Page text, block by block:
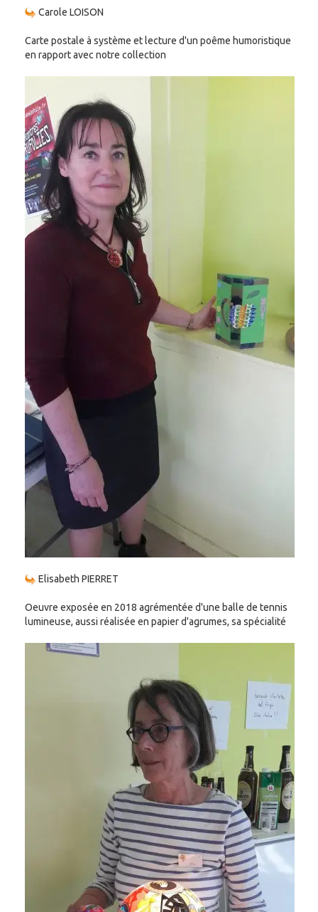
Carole LOISON
Carte postale à système et lecture d'un poême humoristique
en rapport avec notre collection
Elisabeth PIERRET
Oeuvre exposée en 2018 agrémentée d'une balle de tennis
lumineuse, aussi réalisée en papier d'agrumes, sa spécialité